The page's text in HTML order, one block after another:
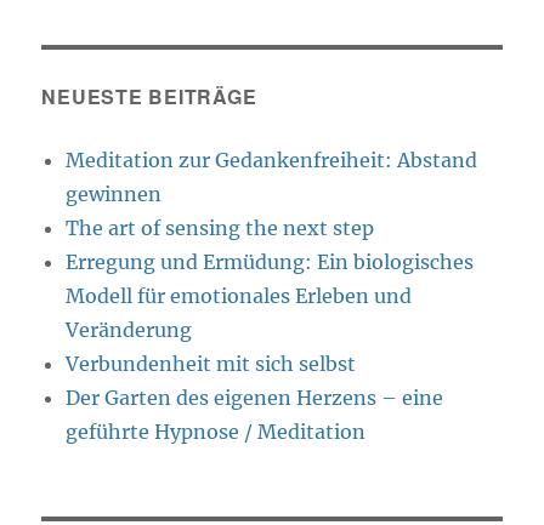
NEUESTE BEITRÄGE
Meditation zur Gedankenfreiheit: Abstand
gewinnen
The art of sensing the next step
Erregung und Ermüdung: Ein biologisches
Modell für emotionales Erleben und
Veränderung
Verbundenheit mit sich selbst
Der Garten des eigenen Herzens – eine
geführte Hypnose / Meditation